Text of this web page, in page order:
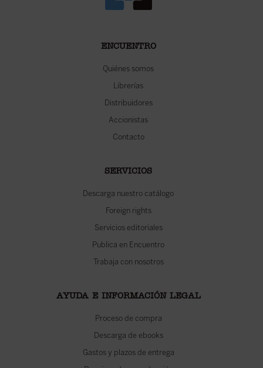
ENCUENTRO
Quiénes somos
Librerías
Distribuidores
Accionistas
Contacto
SERVICIOS
Descarga nuestro catálogo
Foreign rights
Servicios editoriales
Publica en Encuentro
Trabaja con nosotros
AYUDA E INFORMACIÓN LEGAL
Proceso de compra
Descarga de ebooks
Gastos y plazos de entrega